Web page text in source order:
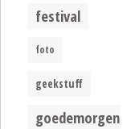
festival
foto
geekstuff
goedemorgen